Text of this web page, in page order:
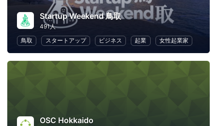
Startup Weekend 鳥取
491人
鳥取
スタートアップ ビジネス 起業 女性起業家
OSC Hokkaido